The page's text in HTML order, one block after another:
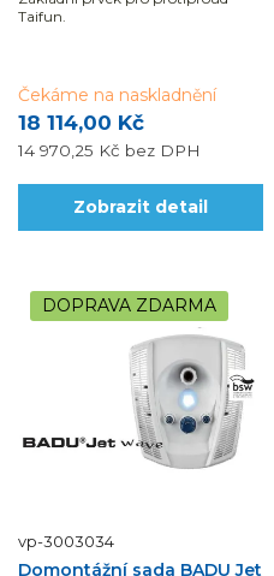
Taifun.
18 114,00 Kč
14 970,25 Kč bez DPH
Čekáme na naskladnění
Zobrazit detail
DOPRAVA ZDARMA
vp-3003034
Domontážní sada BADU Jet